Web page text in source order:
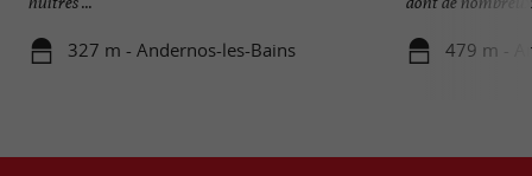
327 m - Andernos-les-Bains 479 m -